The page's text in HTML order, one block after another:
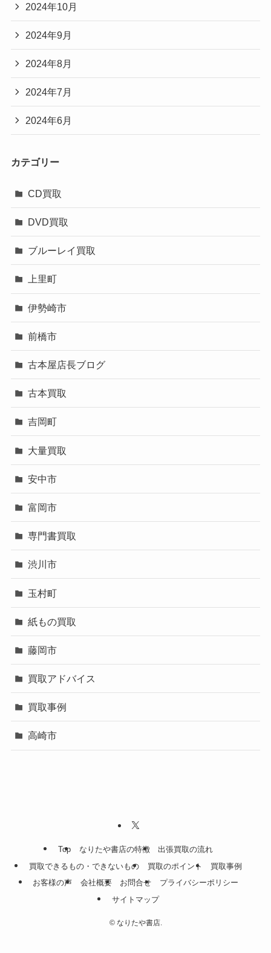
2024年10月
2024年9月
2024年8月
2024年7月
2024年6月
カテゴリー
CD買取
DVD買取
ブルーレイ買取
上里町
伊勢崎市
前橋市
古本屋店長ブログ
古本買取
吉岡町
大量買取
安中市
富岡市
専門書買取
渋川市
玉村町
紙もの買取
藤岡市
買取アドバイス
買取事例
高崎市
Top なりたや書店の特徴
出張買取の流れ
買取できるもの・できないもの
買取のポイント
買取事例
お客様の声
会社概要 お問合せ
プライバシーポリシー
サイトマップ
©なりたや書店.